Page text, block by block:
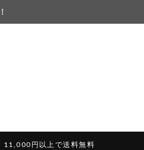
11,000円以上で送料無料